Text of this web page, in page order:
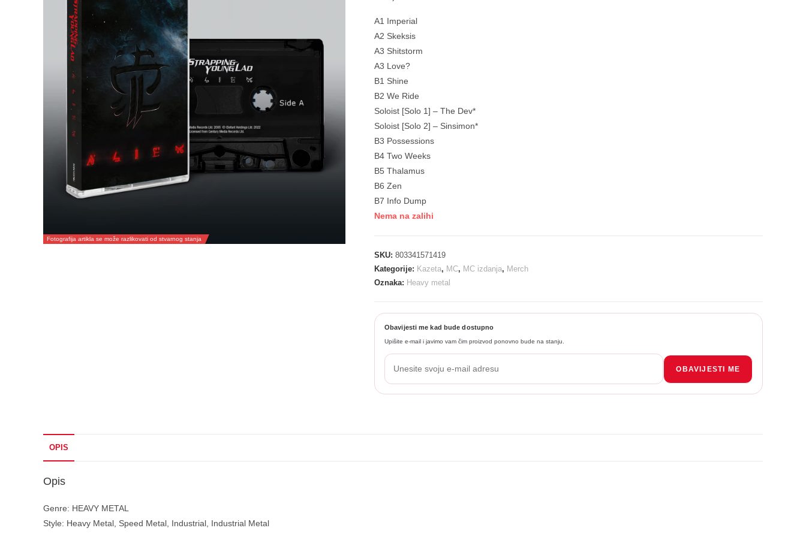
Fotografija artikla se može razlikovati od stvarnog stanja
A1 Imperial
A2 Skeksis
A3 Shitstorm
A3 Love?
B1 Shine
B2 We Ride
Soloist [Solo 1] – The Dev*
Soloist [Solo 2] – Sinsimon*
B3 Possessions
B4 Two Weeks
B5 Thalamus
B6 Zen
B7 Info Dump
Nema na zalihi
SKU: 803341571419
Kategorije: Kazeta, MC, MC izdanja, Merch
Oznaka: Heavy metal
Obavijesti me kad bude dostupno
Upišite e-mail i javimo vam čim proizvod ponovno bude na stanju.
OBAVIJESTI ME
OPIS
Opis
Genre: HEAVY METAL
Style: Heavy Metal, Speed Metal, Industrial, Industrial Metal